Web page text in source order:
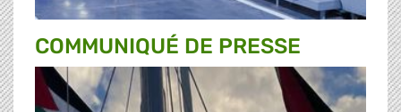
COMMUNIQUÉ DE PRESSE